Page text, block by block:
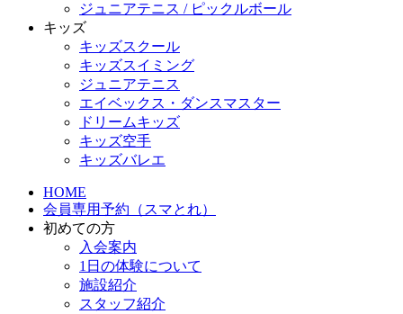
ジュニアテニス / ピックルボール
キッズ
キッズスクール
キッズスイミング
ジュニアテニス
エイベックス・ダンスマスター
ドリームキッズ
キッズ空手
キッズバレエ
HOME
会員専用予約（スマとれ）
初めての方
入会案内
1日の体験について
施設紹介
スタッフ紹介